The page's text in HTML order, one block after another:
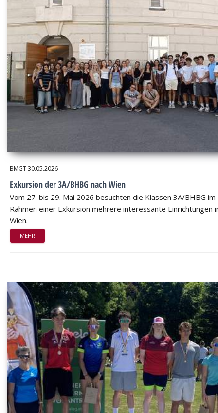
BMGT30.05.2026
Exkursion der 3A/BHBG nach Wien
Vom 27. bis 29. Mai 2026 besuchten die Klassen 3A/BHBG im
Rahmen einer Exkursion mehrere interessante Einrichtungen
Wien.
MEHR